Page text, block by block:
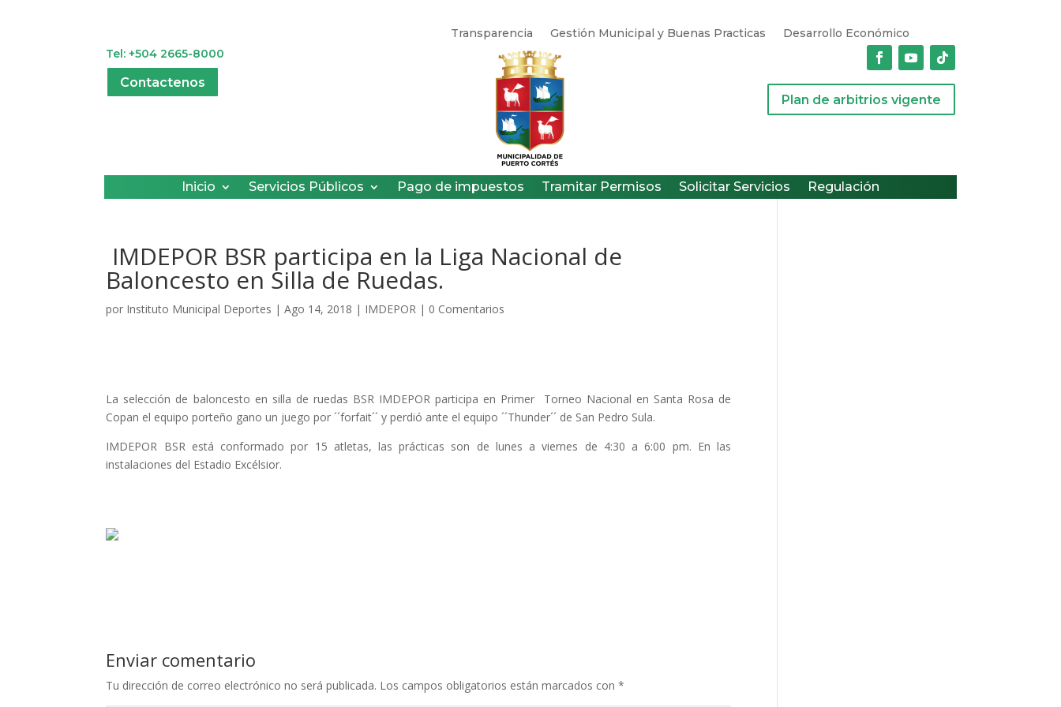
Transparencia Gestión Municipal y Buenas Practicas
Desarrollo Económico
Tel: +504 2665-8000
Contactenos
Plan de arbitrios vigente
Inicio Servicios Públicos Pago de impuestos Tramitar Permisos Solicitar Servicios Regulación
IMDEPOR BSR participa en la Liga Nacional de
Baloncesto en Silla de Ruedas.
por Instituto Municipal Deportes |Ago 14, 2018 | IMDEPOR | 0 Comentarios
La selección de baloncesto en silla de ruedas BSR IMDEPOR participa en Primer Torneo Nacional en Santa Rosa de
Copan el equipo porteño gano un juego por ´´forfait´´ y perdió ante el equipo ´´Thunder´´ de San Pedro Sula.
IMDEPOR BSR está conformado por 15 atletas, las prácticas son de lunes a viernes de 4:30 a 6:00 pm. En las
instalaciones del Estadio Excélsior.